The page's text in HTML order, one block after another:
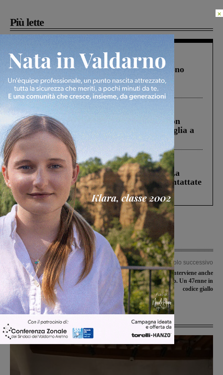
Più lette
Cronaca 4 Agosto 2026
Un anno fa la strage in A1 in cui morirono
Gianni, Giulia e Franco. Lo schianto, il
processo, lo stop ai sorpassi fra tir....
Cronaca 3 Agosto 2026
Scomparso da una struttura di Castiglion
Fiorentino l’uomo che aveva ucciso la figlia a
Levane nel 2020
Cronaca 5 Agosto 2026
Continuano le ricerche di Miah Billal. La
Prefettura: “In caso di avvistamento contattate
il 112”
Articolo precedente
Torna “Musicando”, edizione numero
undici alla scuola media di Levane
Articolo successivo
Incidente a Carresi, interviene anche
l’elisoccorso Pegaso. Un 47enne in
codice giallo
Ultime Notizie
×